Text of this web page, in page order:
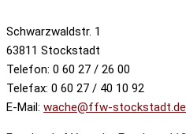
Schwarzwaldstr. 1
63811 Stockstadt
Telefon: 0 60 27 / 26 00
Telefax: 0 60 27 / 40 10 92
E-Mail: wache@ffw-stockstadt.de